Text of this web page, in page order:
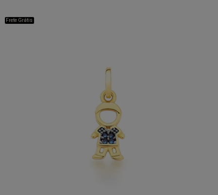
Frete Grátis